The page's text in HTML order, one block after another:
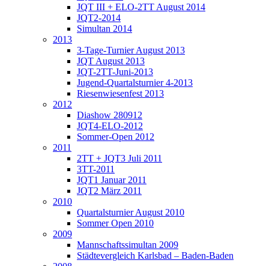
JQT III + ELO-2TT August 2014
JQT2-2014
Simultan 2014
2013
3-Tage-Turnier August 2013
JQT August 2013
JQT-2TT-Juni-2013
Jugend-Quartalsturnier 4-2013
Riesenwiesenfest 2013
2012
Diashow 280912
JQT4-ELO-2012
Sommer-Open 2012
2011
2TT + JQT3 Juli 2011
3TT-2011
JQT1 Januar 2011
JQT2 März 2011
2010
Quartalsturnier August 2010
Sommer Open 2010
2009
Mannschaftssimultan 2009
Städtevergleich Karlsbad – Baden-Baden